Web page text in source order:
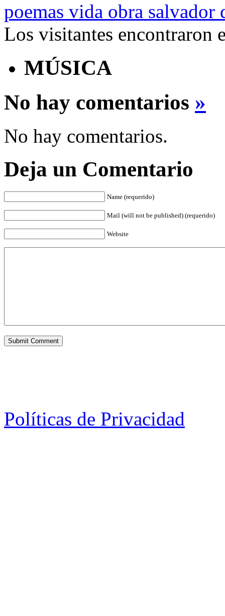
poemas vida obra salvador
Los visitantes encontraron
MÚSICA
No hay comentarios »
No hay comentarios.
Deja un Comentario
Name (requerido)
Mail (will not be published) (requerido)
Website
Políticas de Privacidad